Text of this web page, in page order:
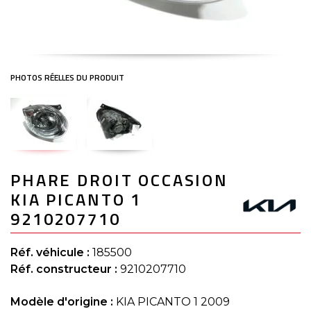
to
the
beginning
of
the
images
gallery
PHARE DROIT OCCASION
KIA PICANTO 1
9210207710
Réf. véhicule : 185500
Réf. constructeur : 9210207710
Modèle d'origine : KIA PICANTO 1 2009